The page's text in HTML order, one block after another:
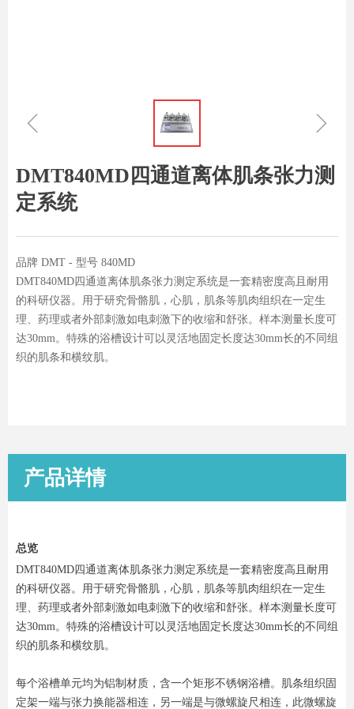
ꁆ ꁇ
DMT840MD四通道离体肌条张力测
定系统
品牌 DMT - 型号 840MD
DMT840MD四通道离体肌条张力测定系统是一套精密度高且耐用
的科研仪器。用于研究骨骼肌，心肌，肌条等肌肉组织在一定生
理、药理或者外部刺激如电刺激下的收缩和舒张。样本测量长度可
达30mm。特殊的浴槽设计可以灵活地固定长度达30mm长的不同组
织的肌条和横纹肌。
产品详情
总览
DMT840MD四通道离体肌条张力测定系统是一套精密度高且耐用
的科研仪器。用于研究骨骼肌，心肌，肌条等肌肉组织在一定生
理、药理或者外部刺激如电刺激下的收缩和舒张。样本测量长度可
达30mm。特殊的浴槽设计可以灵活地固定长度达30mm长的不同组
织的肌条和横纹肌。
每个浴槽单元均为铝制材质，含一个矩形不锈钢浴槽。肌条组织固
定架一端与张力换能器相连，另一端是与微螺旋尺相连，此微螺旋